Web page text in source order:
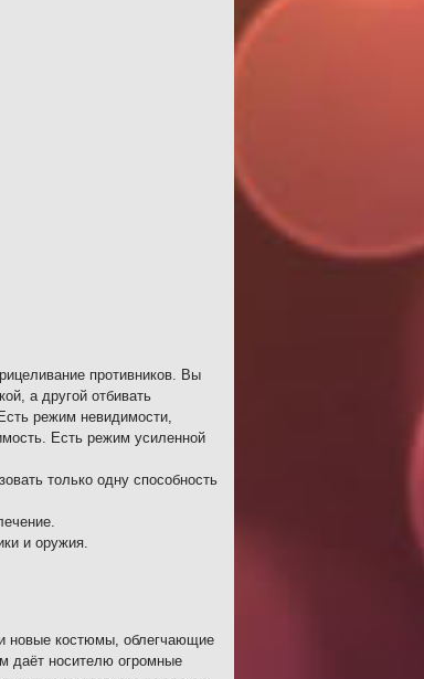
противников. Вы
а другой отбивать
режим невидимости,
Есть режим усиленной
только одну способность
и оружия.
новые костюмы, облегчающие
даёт носителю огромные